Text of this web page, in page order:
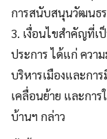
การสนับสนุนวัฒนธร
3. เงื่อนไขสำคัญที่เ
ประการ ได้แก่ ควา
บริหารเมืองและกา
เคลื่อนย้าย และกา
บ้านฯ กล่าว